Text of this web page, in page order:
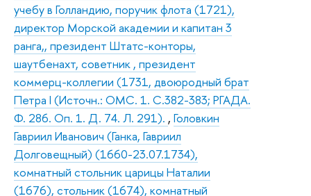
учебу в Голландию, поручик флота (1721),
директор Морской академии и капитан 3
ранга,, президент Штатс-конторы,
шаутбенахт, советник , президент
коммерц-коллегии (1731, двоюродный брат
Петра I (Источн.: ОМС. 1. С.382-383; РГАДА.
Ф. 286. Оп. 1. Д. 74. Л. 291). , Головкин
Гавриил Иванович (Ганка, Гавриил
Долговещный) (1660-23.07.1734),
комнатный стольник царицы Наталии
(1676), стольник (1674), комнатный